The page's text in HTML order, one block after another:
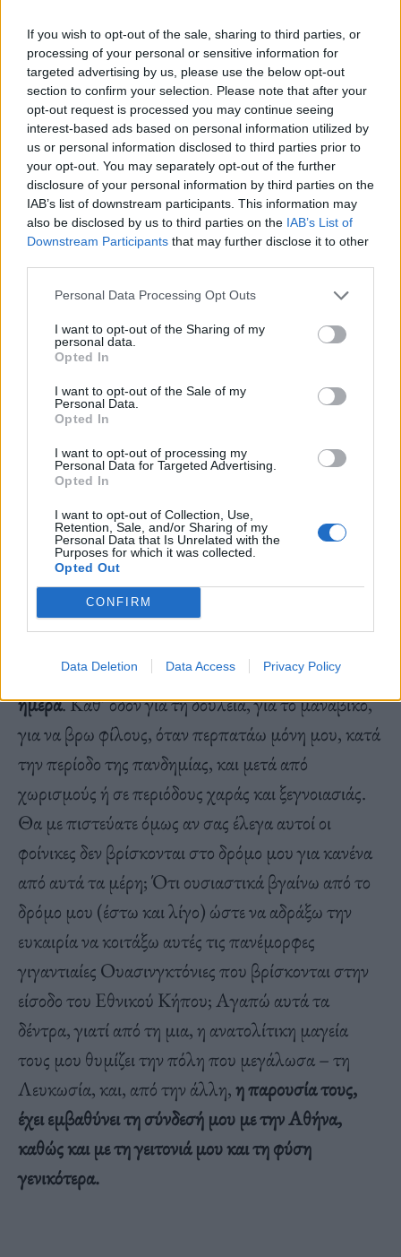
If you wish to opt-out of the sale, sharing to third parties, or
processing of your personal or sensitive information for
targeted advertising by us, please use the below opt-out
section to confirm your selection. Please note that after your
opt-out request is processed you may continue seeing
interest-based ads based on personal information utilized by
us or personal information disclosed to third parties prior to
your opt-out. You may separately opt-out of the further
disclosure of your personal information by third parties on the
IAB’s list of downstream participants. This information may
also be disclosed by us to third parties on the IAB’s List of
Downstream Participants that may further disclose it to other
Personal Data Processing Opt Outs
I want to opt-out of the Sharing of my
personal data.
Opted In
I want to opt-out of the Sale of my
Personal Data.
Opted In
I want to opt-out of processing my
Personal Data for Targeted Advertising.
Opted In
I want to opt-out of Collection, Use,
Retention, Sale, and/or Sharing of my
Personal Data that Is Unrelated with the
Purposes for which it was collected.
Opted Out
CONFIRM
Data Deletion Data Access Privacy Policy
αναμνήσεις.
Περνάω από αυτά τα δέντρα πολλές φορές την
ημέρα. Καθ’ οδόν για τη δουλειά, για το μανάβικο,
για να βρω φίλους, όταν περπατάω μόνη μου, κατά
την περίοδο της πανδημίας, και μετά από
χωρισμούς ή σε περιόδους χαράς και ξεγνοιασιάς.
Θα με πιστεύατε όμως αν σας έλεγα αυτοί οι
φοίνικες δεν βρίσκονται στο δρόμο μου για κανένα
από αυτά τα μέρη; Ότι ουσιαστικά βγαίνω από το
δρόμο μου (έστω και λίγο) ώστε να αδράξω την
ευκαιρία να κοιτάξω αυτές τις πανέμορφες
γιγαντιαίες Ουασινγκτόνιες που βρίσκονται στην
είσοδο του Εθνικού Κήπου; Αγαπώ αυτά τα
δέντρα, γιατί από τη μια, η ανατολίτικη μαγεία
τους μου θυμίζει την πόλη που μεγάλωσα – τη
Λευκωσία, και, από την άλλη,η παρουσία τους,
έχει εμβαθύνει τη σύνδεσή μου με την Αθήνα,
καθώς και με τη γειτονιά μου και τη φύση
γενικότερα.